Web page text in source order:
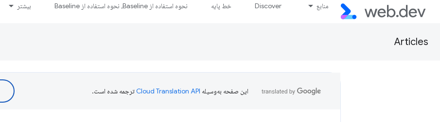
منابع Discover خط پایه نحوه استفاده از Baseline، نحوه استفاده از Baseline بیشتر
Articles
این صفحه به‌وسیله ترجمه شده است.